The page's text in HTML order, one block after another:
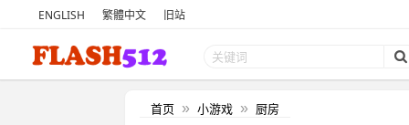
ENGLISH 繁體中文 旧站
首页 » 小游戏 » 厨房